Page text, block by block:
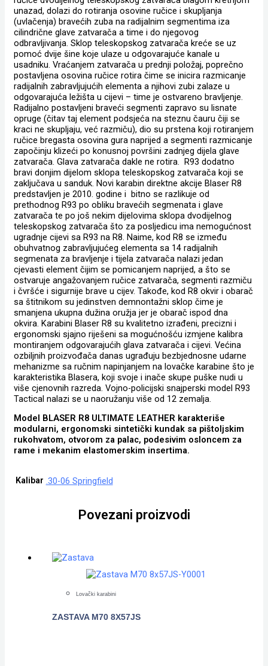
unazad, dolazi do rotiranja osovine ručice i skupljanja
(uvlačenja) bravećih zuba na radijalnim segmentima iza
cilindrične glave zatvarača a time i do njegovog
odbravljivanja. Sklop teleskopskog zatvarača kreće se uz
pomoć dvije šine koje ulaze u odgovarajuće kanale u
usadniku. Vraćanjem zatvarača u prednji položaj, poprečno
postavljena osovina ručice rotira čime se inicira razmicanje
radijalnih zabravljujućih elementa a njihovi zubi zalaze u
odgovarajuća ležišta u cijevi – time je ostvareno bravljenje.
Radijalno postavljeni braveći segmenti zapravo su lisnate
opruge (čitav taj element podsjeća na steznu čauru čiji se
kraci ne skupljaju, već razmiču), dio su prstena koji rotiranjem
ručice bregasta osovina gura naprijed a segmenti razmicanje
započinju klizeći po konusnoj površini zadnjeg dijela glave
zatvarača. Glava zatvarača dakle ne rotira. R93 dodatno
bravi donjim dijelom sklopa teleskopskog zatvarača koji se
zaključava u sanduk. Novi karabin direktne akcije Blaser R8
predstavljen je 2010. godine i bitno se razlikuje od
prethodnog R93 po obliku bravećih segmenata i glave
zatvarača te po još nekim dijelovima sklopa dvodijelnog
teleskopskog zatvarača što za posljedicu ima nemogućnost
ugradnje cijevi sa R93 na R8. Naime, kod R8 se između
obuhvatnog zabravljujućeg elementa sa 14 radijalnih
segmenata za bravljenje i tijela zatvarača nalazi jedan
cjevasti element čijim se pomicanjem naprijed, a što se
ostvaruje angažovanjem ručice zatvarača, segmenti razmiču
i čvršće i sigurnije brave u cijev. Takođe, kod R8 okvir i obarač
sa štitnikom su jedinstven demnontažni sklop čime je
smanjena ukupna dužina oružja jer je obarač ispod dna
okvira. Karabini Blaser R8 su kvalitetno izrađeni, precizni i
ergonomski sjajno riješeni sa mogućnošću izmjene kalibra
montiranjem odgovarajućih glava zatvarača i cijevi. Većina
ozbiljnih proizvođača danas ugrađuju bezbjednosne udarne
mehanizme sa ručnim napinjanjem na lovačke karabine što je
karakteristika Blasera, koji svoje i inače skupe puške nudi u
više cjenovnih razreda. Vojno-policijski snajperski model R93
Tactical nalazi se u naoružanju više od 12 zemalja.
Model BLASER R8 ULTIMATE LEATHER karakteriše
modularni, ergonomski sintetički kundak sa pištoljskim
rukohvatom, otvorom za palac, podesivim osloncem za
rame i mekanim elastomerskim insertima.
Kalibar .30-06 Springfield
Povezani proizvodi
Lovački karabini
ZASTAVA M70 8X57JS